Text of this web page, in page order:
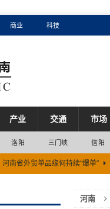
商业 科技
产业 交通 市场
洛阳 三门峡 信阳
河南省外贸单品缘何持续“爆单”
河南省实有经营主体1140.52万户
河南